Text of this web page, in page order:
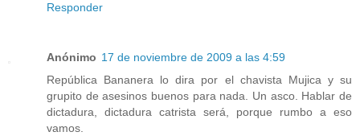
Responder
Anónimo 17 de noviembre de 2009 a las 4:59
República Bananera lo dira por el chavista Mujica y su
grupito de asesinos buenos para nada. Un asco. Hablar de
dictadura, dictadura catrista será, porque rumbo a eso
vamos.